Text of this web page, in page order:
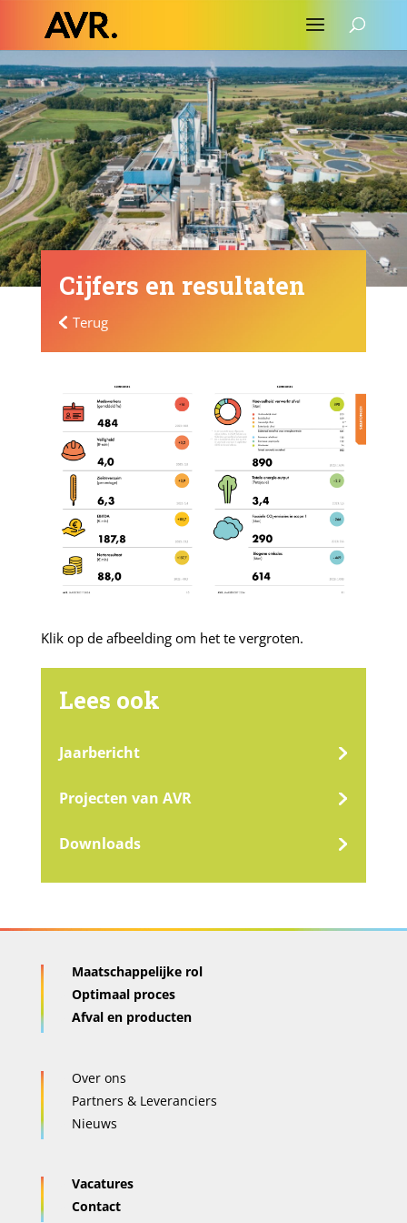
Cijfers en resultaten
Terug
Klik op de afbeelding om het te vergroten.
Lees ook
Jaarbericht
Projecten van AVR
Downloads
Maatschappelijke rol
Optimaal proces
Afval en producten
Over ons
Partners & Leveranciers
Nieuws
Vacatures
Contact